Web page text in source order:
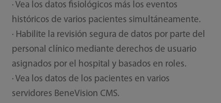
· Vea los datos fisiológicos más los eventos
históricos de varios pacientes simultáneamente.
· Habilite la revisión segura de datos por parte del
personal clínico mediante derechos de usuario
asignados por el hospital y basados en roles.
· Vea los datos de los pacientes en varios
servidores BeneVision CMS.